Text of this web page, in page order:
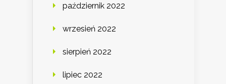
październik 2022
wrzesień 2022
sierpień 2022
lipiec 2022